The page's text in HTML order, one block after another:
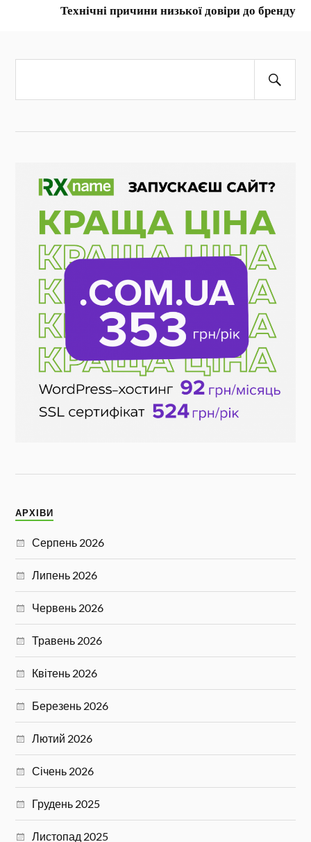
Технічні причини низької довіри до бренду
АРХІВИ
Серпень 2026
Липень 2026
Червень 2026
Травень 2026
Квітень 2026
Березень 2026
Лютий 2026
Січень 2026
Грудень 2025
Листопад 2025